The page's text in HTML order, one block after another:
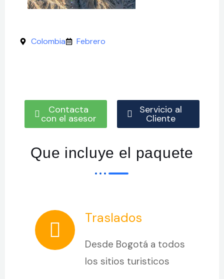
Colombia Febrero
Contacta
con el asesor
Servicio al
Cliente
Que incluye el paquete
Traslados
Desde Bogotá a todos
los sitios turisticos